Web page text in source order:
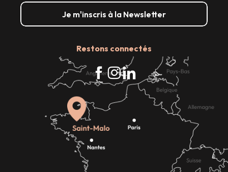
Je m'inscris à la Newsletter
Restons connectés